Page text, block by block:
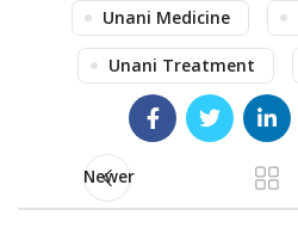
Unani Medicine
Unani Treatment
Newer